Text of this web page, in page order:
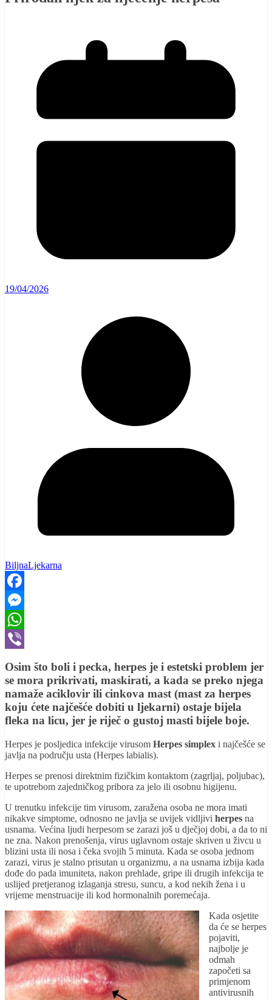
19/04/2026
BiljnaLjekarna
Facebook
Messenger
WhatsApp
Osim što boli i pecka, herpes je i estetski problem jer
se mora prikrivati, maskirati, a kada se preko njega
namaže aciklovir ili cinkova mast (mast za herpes
koju ćete najčešće dobiti u ljekarni) ostaje bijela
fleka na licu, jer je riječ o gustoj masti bijele boje.
Herpes je posljedica infekcije virusom Herpes simplex i najčešće se
javlja na području usta (Herpes labialis).
Herpes se prenosi direktnim fizičkim kontaktom (zagrljaj, poljubac),
te upotrebom zajedničkog pribora za jelo ili osobnu higijenu.
U trenutku infekcije tim virusom, zaražena osoba ne mora imati
nikakve simptome, odnosno ne javlja se uvijek vidljivi herpes na
usnama. Većina ljudi herpesom se zarazi još u dječjoj dobi, a da to ni
ne zna. Nakon prenošenja, virus uglavnom ostaje skriven u živcu u
blizini usta ili nosa i čeka svojih 5 minuta. Kada se osoba jednom
zarazi, virus je stalno prisutan u organizmu, a na usnama izbija kada
dođe do pada imuniteta, nakon prehlade, gripe ili drugih infekcija te
uslijed pretjeranog izlaganja stresu, suncu, a kod nekih žena i u
vrijeme menstruacije ili kod hormonalnih poremećaja.
Kada osjetite
da će se herpes
pojaviti,
najbolje je
odmah
započeti sa
primjenom
antivirusnih